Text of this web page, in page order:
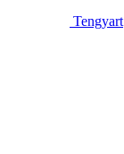
Tengyart